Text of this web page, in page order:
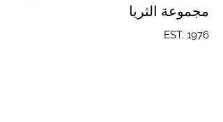
مجموعة الثريا
EST. 1976